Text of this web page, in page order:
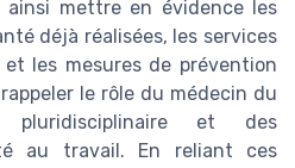
mettre en évidence les
déjà réalisées, les services
les mesures de prévention
le rôle du médecin du
pluridisciplinaire et des
au travail. En reliant ces